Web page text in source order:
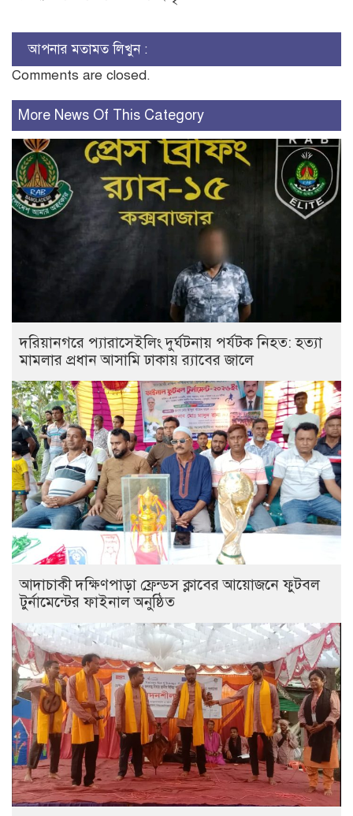
আপনার মতামত লিখুন :
Comments are closed.
More News Of This Category
দরিয়ানগরে প্যারাসেইলিং দুর্ঘটনায় পর্যটক নিহত: হত্যা
মামলার প্রধান আসামি ঢাকায় র‌্যাবের জালে
আদাচাকী দক্ষিণপাড়া ফ্রেন্ডস ক্লাবের আয়োজনে ফুটবল
টুর্নামেন্টের ফাইনাল অনুষ্ঠিত